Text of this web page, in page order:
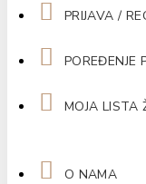
PRIJAVA /
POREĐENJE
MOJA LISTA
O NAMA